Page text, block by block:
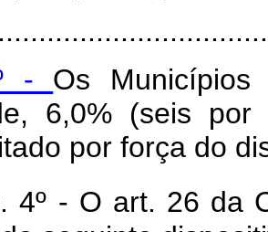
- Os
6,0% (seis
por força do
4º - O art. 26 da